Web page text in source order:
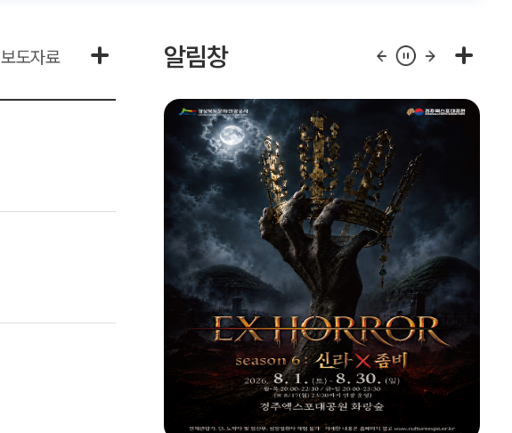
보도자료 알림창